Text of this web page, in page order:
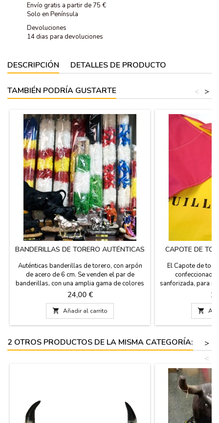
Envío gratis a partir de 75 €
Solo en Península
Devoluciones
14 dias para devoluciones
DESCRIPCIÓN DETALLES DE PRODUCTO
TAMBIÉN PODRÍA GUSTARTE >
<
BANDERILLAS DE TORERO AUTÉNTICAS
Auténticas banderillas de torero, con arpón
de acero de 6 cm. Se venden el par de
banderillas, con una amplia gama de colores
que representan a las banderas de España,
Andalucía, Extremadura, Francia... Las
banderillas están hechas a mano y son de
madera forrada con papel, miden 65 cm de
largo.
Precio
24,00 €
 Añadir al carrito
CAPOTE DE
El Capote de
sanforizada, para
de 95 cm, ancho
y peso 1,8 Kg,
para decoración.
con un NOMBRE,
5,95€ con DOS o

2 OTROS PRODUCTOS DE LA MISMA CATEGORÍA:
>
<